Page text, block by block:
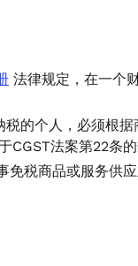
法律规定，在一个
的个人，必须根
法案第22条的
税商品或服务供